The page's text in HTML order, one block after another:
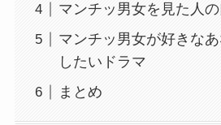
マンチッ男女を見た人
マンチッ男女が好きな
したいドラマ
まとめ